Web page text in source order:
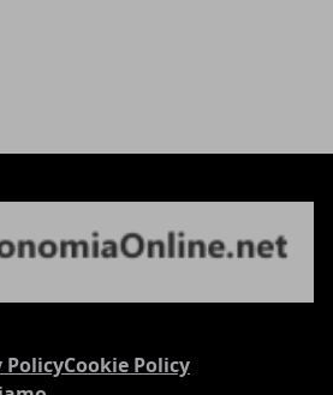
PolicyCookie Policy